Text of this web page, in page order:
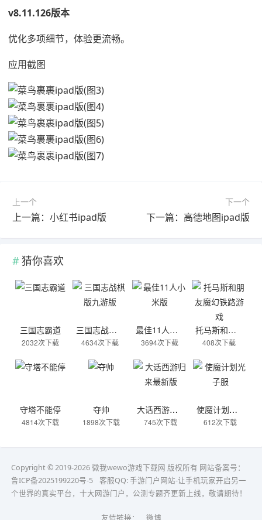
v8.11.126版本
优化多项细节，体验更流畅。
应用截图
上一个
上一篇：小红书ipad版
下一个
下一篇：高德地图ipad版
猜你喜欢
三国志霸道
2032次下载
三国志战棋版九游版
4634次下载
最佳11人小米版
3694次下载
托马斯和朋友魔幻铁路游戏
408次下载
守塔不能停
4814次下载
夺帅
1898次下载
大话西游归来最新版
745次下载
使魔计划光子服
612次下载
Copyright © 2019-2026 微我wewo游戏下载网 版权所有 网站备案号：
鲁ICP备2025199220号-5
客服QQ:手游门户网站-让手机玩家开启另一
个世界的真实平台，十大网游门户，公测专题齐更新上线，敬请期待！